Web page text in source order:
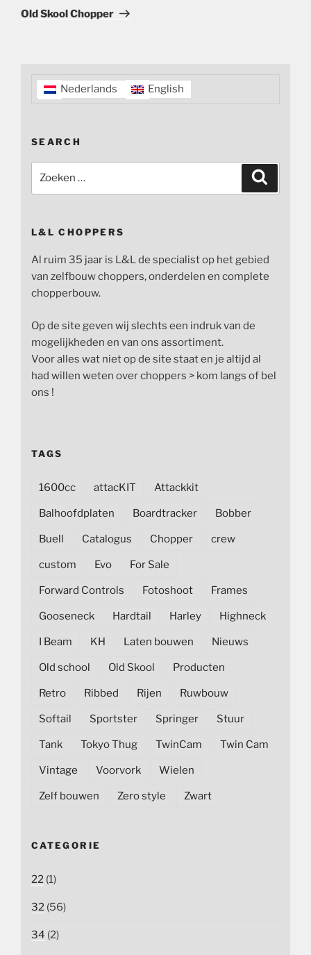
bericht
Old Skool Chopper
Nederlands English
SEARCH
naar:
L&L CHOPPERS
Al ruim 35 jaar is L&L de specialist op het gebied
van zelfbouw choppers, onderdelen en complete
chopperbouw.
Op de site geven wij slechts een indruk van de
mogelijkheden en van ons assortiment.
Voor alles wat niet op de site staat en je altijd al
had willen weten over choppers > kom langs of bel
ons !
TAGS
1600cc attacKIT Attackkit
Balhoofdplaten Boardtracker Bobber
Buell Catalogus Chopper crew
custom Evo For Sale
Forward Controls Fotoshoot Frames
Gooseneck Hardtail Harley Highneck
I Beam KH Laten bouwen Nieuws
Old school Old Skool Producten
Retro Ribbed Rijen Ruwbouw
Softail Sportster Springer Stuur
Tank Tokyo Thug TwinCam Twin Cam
Vintage Voorvork Wielen
Zelf bouwen Zero style Zwart
CATEGORIE
22 (1)
32 (56)
34 (2)